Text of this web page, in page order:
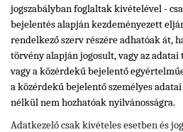
jogszabályban foglaltak kivételével -
bejelentés alapján kezdeményezett
rendelkező szerv részére adhatóak át,
törvény alapján jogosult, vagy az adatai
vagy a közérdekű bejelentő
a közérdekű bejelentő személyes
nélkül nem hozhatóak nyilvánosságra.
Adatkezelő csak kivételes esetben és